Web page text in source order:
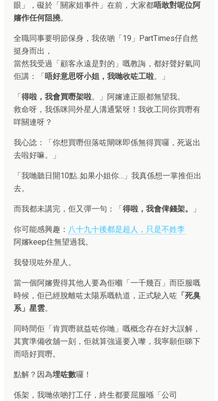
眼」，礙於「關家姐事件」在前，大家都唔敢對呢位阿
嬸作任何阻撓。
全職同事要明節保身，我依啲「19」PartTimes仔自然
挺身而出，
當然我受過「顧客永遠是對的」嘅教誨，都好聲好氣同
佢講：「唔好意思呀小姐，我哋收咗工啦。」
「得啦，我會買嘢架啦。」阿嬸連正眼都無望我。
救命呀，我係咪同外星人溝通緊呀！我收工同你買嘢有
咩關連呀？
我心諗：「你想買嘢但落咗閘咪即係無得買囉，死返出
去啦好嘛。」
「我哋聽日開10點..如果小姐你…」我真係想一掌推佢出
去。
而我都未講完，佢又彈一句：「得啦，我會俾錢架。 」
你可能感興趣： 八十九十後都是超人，只是不姓李
阿嬸keep住無望過我。
我發現咗外星人。
當一個阿嬸覺得其他人要為佢嗰「一千幾百」而臣服嘅
時候，佢已經脫離咗太陽系嘅軌道，正式駛入咗 「死臭
系」星雲。
同時間佢「肯買嘢就益咗你哋」嘅概念存在好大誤解，
其實準備收舖一刻，佢就算強逼要入嚟，我寧願佢睇下
而唔好買嘢。
點解？因為埋咗數囉！
係架，我哋依啲打工仔，終生都要屈服喺「公司